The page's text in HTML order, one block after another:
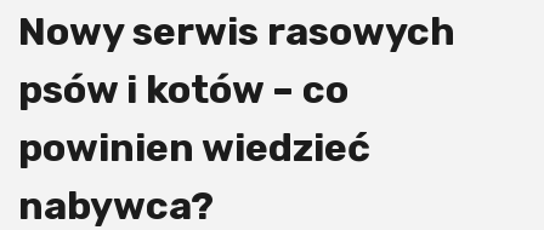
Nowy serwis rasowych
psów i kotów – co
powinien wiedzieć
nabywca?